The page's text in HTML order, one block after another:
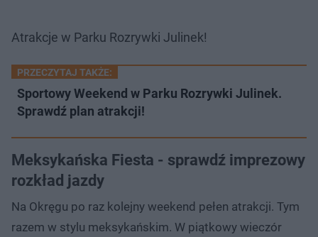
Atrakcje w Parku Rozrywki Julinek!
PRZECZYTAJ TAKŻE:
Sportowy Weekend w Parku Rozrywki Julinek.
Sprawdź plan atrakcji!
Meksykańska Fiesta - sprawdź imprezowy
rozkład jazdy
Na Okręgu po raz kolejny weekend pełen atrakcji. Tym
razem w stylu meksykańskim. W piątkowy wieczór